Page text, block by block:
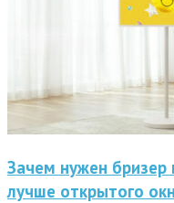
Зачем нужен
лучше открытого